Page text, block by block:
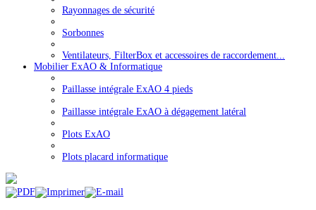
Rayonnages de sécurité
Sorbonnes
Ventilateurs, FilterBox et accessoires de raccordement...
Mobilier ExAO & Informatique
Paillasse intégrale ExAO 4 pieds
Paillasse intégrale ExAO à dégagement latéral
Plots ExAO
Plots placard informatique